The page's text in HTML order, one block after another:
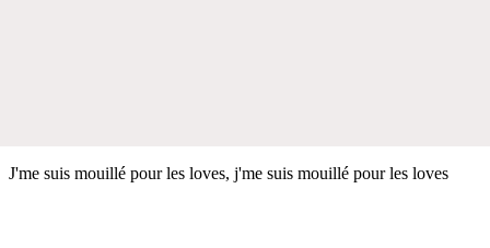
J'me suis mouillé pour les loves, j'me suis mouillé pour les loves